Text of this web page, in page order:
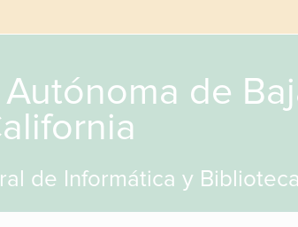
de
de Informática y